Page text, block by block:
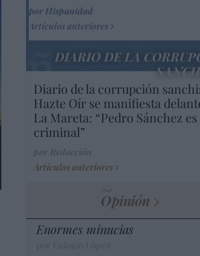
por Hispanidad
Artículos anteriores
DIARIO DE LA
Diario de la corrupción
Hazte Oír se manifiesta
La Mareta: “Pedro Sánchez
criminal”
Artículos anteriores
Opinión
Enormes minucias